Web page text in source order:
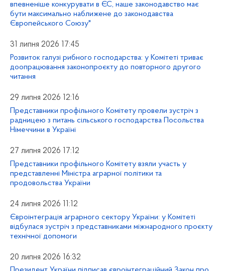
впевненіше конкурувати в ЄС, наше законодавство має
бути максимально наближене до законодавства
Європейського Союзу"
31 липня 2026 17:45
Розвиток галузі рибного господарства: у Комітеті триває
доопрацювання законопроєкту до повторного другого
читання
29 липня 2026 12:16
Представники профільного Комітету провели зустріч з
радницею з питань сільського господарства Посольства
Німеччини в Україні
27 липня 2026 17:12
Представники профільного Комітету взяли участь у
представленні Міністра аграрної політики та
продовольства України
24 липня 2026 11:12
Євроінтеграція аграрного сектору України: у Комітеті
відбулася зустріч з представниками міжнародного проєкту
технічної допомоги
20 липня 2026 16:32